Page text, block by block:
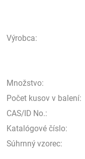
Výrobca:
Množstvo:
Počet kusov v balení:
CAS/ID No.:
Katalógové číslo:
Súhrnný vzorec: